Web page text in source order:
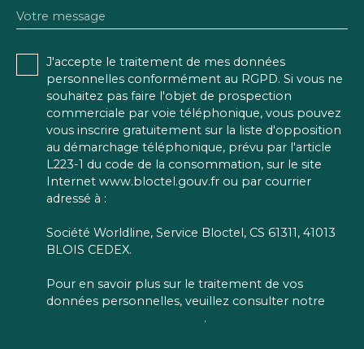
Votre message
J'accepte le traitement de mes données
personnelles conformément au RGPD. Si vous ne
souhaitez pas faire l'objet de prospection
commerciale par voie téléphonique, vous pouvez
vous inscrire gratuitement sur la liste d'opposition
au démarchage téléphonique, prévu par l'article
L223-1 du code de la consommation, sur le site
Internet www.bloctel.gouv.fr ou par courrier
adressé à :
Société Worldline, Service Bloctel, CS 61311, 41013
BLOIS CEDEX.
Pour en savoir plus sur le traitement de vos
données personnelles, veuillez consulter notre
.